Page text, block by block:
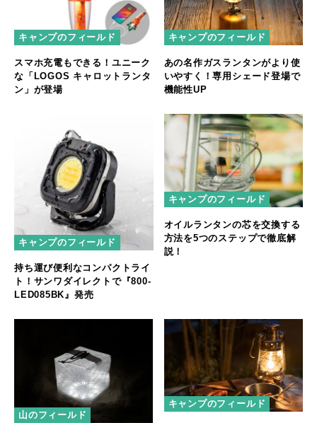
キャンプのフィールド
スマホ充電もできる！ユニーク
な「LOGOS キャロットランタ
ン」が登場
キャンプのフィールド
あの名作ガスランタンがより使
いやすく！専用シェード登場で
機能性UP
キャンプのフィールド
持ち運び便利なコンパクトライ
ト！サンワダイレクトで『800-
LED085BK』発売
キャンプのフィールド
オイルランタンの芯を交換する
方法を5つのステップで徹底解
説！
山のフィールド
キャンプのフィールド